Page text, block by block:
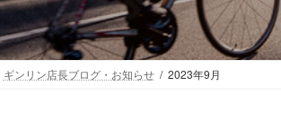
ギンリン店長ブログ・お知らせ 2023年9月